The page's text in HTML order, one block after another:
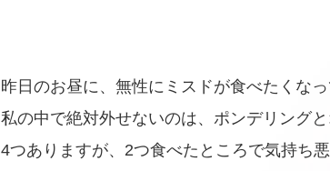
昨日のお昼に、無性にミスドが食べたくな
私の中で絶対外せないのは、ポンデリング
4つありますが、2つ食べたところで気持ち